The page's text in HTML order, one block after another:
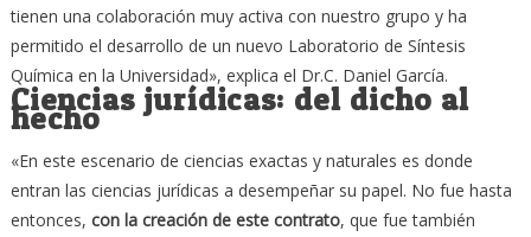
tienen una colaboración muy activa con nuestro grupo y ha
permitido el desarrollo de un nuevo Laboratorio de Síntesis
Química en la Universidad», explica el Dr.C. Daniel García.
Ciencias jurídicas: del dicho al
hecho
«En este escenario de ciencias exactas y naturales es donde
entran las ciencias jurídicas a desempeñar su papel. No fue hasta
entonces, con la creación de este contrato, que fue también